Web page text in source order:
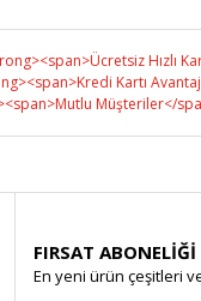
FIRSAT ABONELİĞİ
En yeni ürün çeşitleri